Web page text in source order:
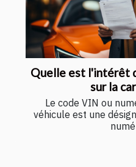
Quelle est l'intérêt
sur la
Le code VIN ou
véhicule est une